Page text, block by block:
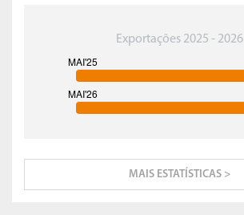
Exportações 2025 - 2026
MAIS ESTATÍSTICAS >